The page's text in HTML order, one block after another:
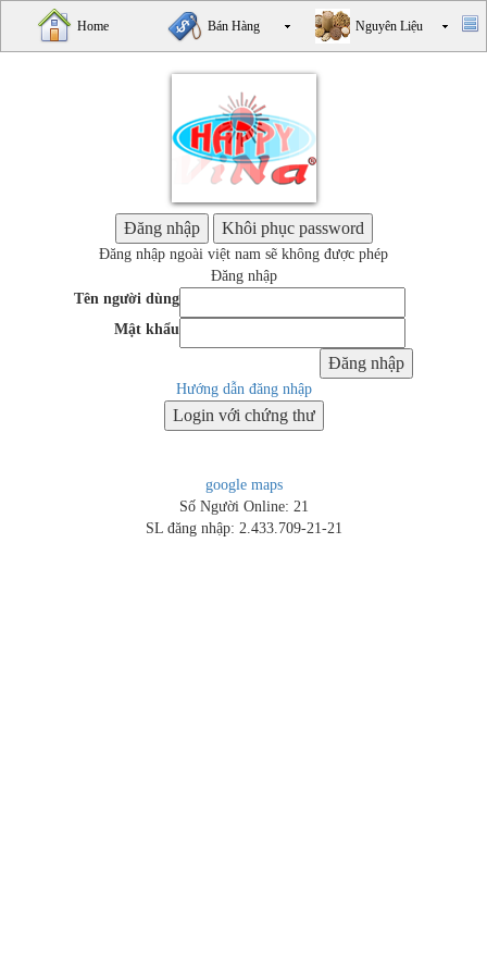
Home Bán Hàng Nguyên Liệu
Đăng nhập ngoài việt nam sẽ không được phép
Đăng nhập
Tên người dùng
Mật khẩu
Hướng dẫn đăng nhập
google maps
Số Người Online: 21
SL đăng nhập: 2.433.709-21-21